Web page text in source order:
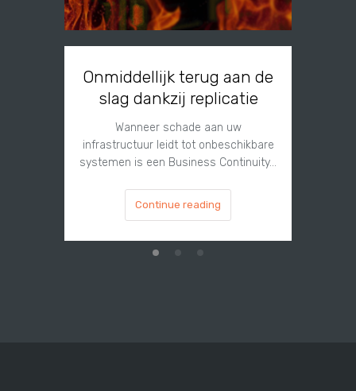
Onmiddellijk terug aan de
slag dankzij replicatie
Wanneer schade aan uw
infrastructuur leidt tot onbeschikbare
systemen is een Business Continuity…
Continue reading